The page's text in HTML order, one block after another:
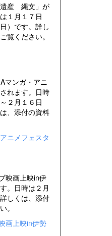
産 縄文」が
１月１７日
）です。詳し
覧ください。
マンガ・アニ
れます。日時
２月１６日
、添付の資料
ニメフェスタ
映画上映in伊
。日時は２月
しくは、添付
。
画上映in伊勢